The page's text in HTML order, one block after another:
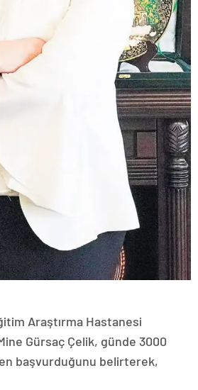
Araştırma Hastanesi
Gürsaç Çelik, günde 3000
başvurduğunu belirterek,